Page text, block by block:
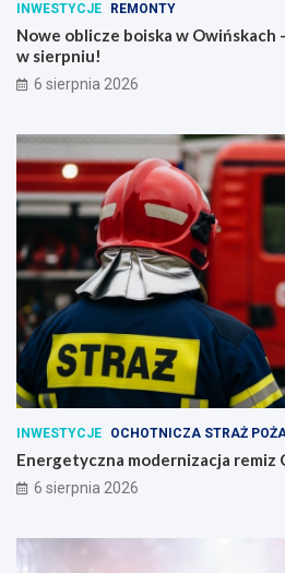
INWESTYCJE REMONTY
Nowe oblicze boiska w
w sierpniu!
6 sierpnia 2026
INWESTYCJE OCHOTNICZA STRAŻ
Energetyczna modernizacja remiz
6 sierpnia 2026